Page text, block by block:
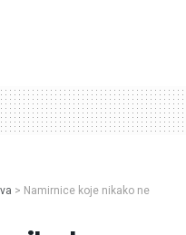
> Namirnice koje nikako ne